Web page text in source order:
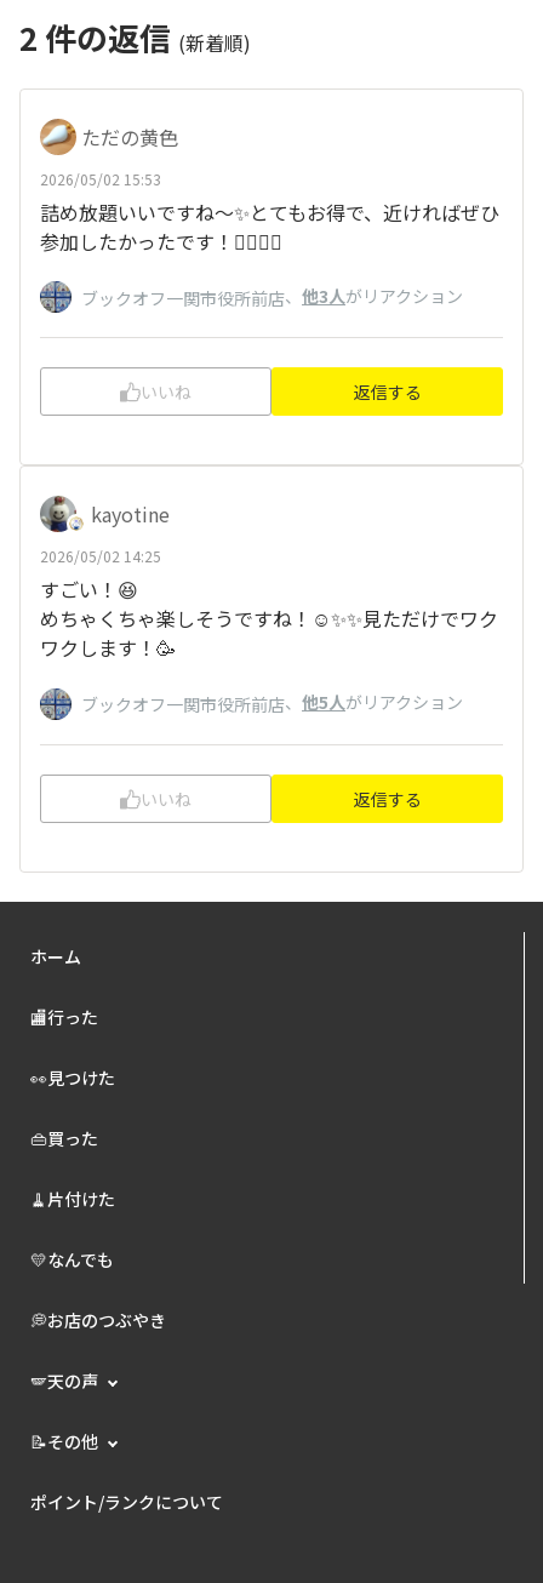
2 件の返信 (新着順)
ただの黄色
2026/05/02 15:53
詰め放題いいですね～✨とてもお得で、近ければぜひ
参加したかったです！🏃‍♂️🏃‍♂️
ブックオフ一関市役所前店、 他3人がリアクション
いいね 返信する
kayotine
2026/05/02 14:25
すごい！😆
めちゃくちゃ楽しそうですね！☺️✨✨見ただけでワク
ワクします！🥳
ブックオフ一関市役所前店、 他5人がリアクション
いいね 返信する
ホーム
🏬行った
👀見つけた
👜買った
🧹片付けた
💛なんでも
💭お店のつぶやき
🪽天の声
📝その他
ポイント/ランクについて